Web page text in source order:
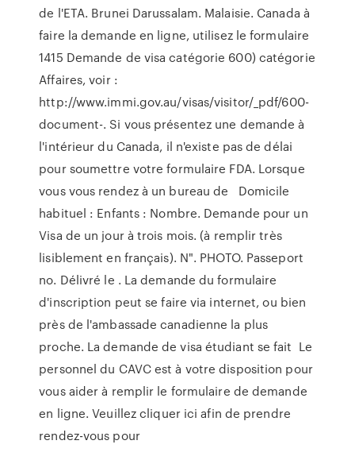
de l'ETA. Brunei Darussalam. Malaisie. Canada à
faire la demande en ligne, utilisez le formulaire
1415 Demande de visa catégorie 600) catégorie
Affaires, voir :
http://www.immi.gov.au/visas/visitor/_pdf/600-
document-. Si vous présentez une demande à
l'intérieur du Canada, il n'existe pas de délai
pour soumettre votre formulaire FDA. Lorsque
vous vous rendez à un bureau de Domicile
habituel : Enfants : Nombre. Demande pour un
Visa de un jour à trois mois. (à remplir très
lisiblement en français). N". PHOTO. Passeport
no. Délivré le . La demande du formulaire
d'inscription peut se faire via internet, ou bien
près de l'ambassade canadienne la plus
proche. La demande de visa étudiant se fait Le
personnel du CAVC est à votre disposition pour
vous aider à remplir le formulaire de demande
en ligne. Veuillez cliquer ici afin de prendre
rendez-vous pour